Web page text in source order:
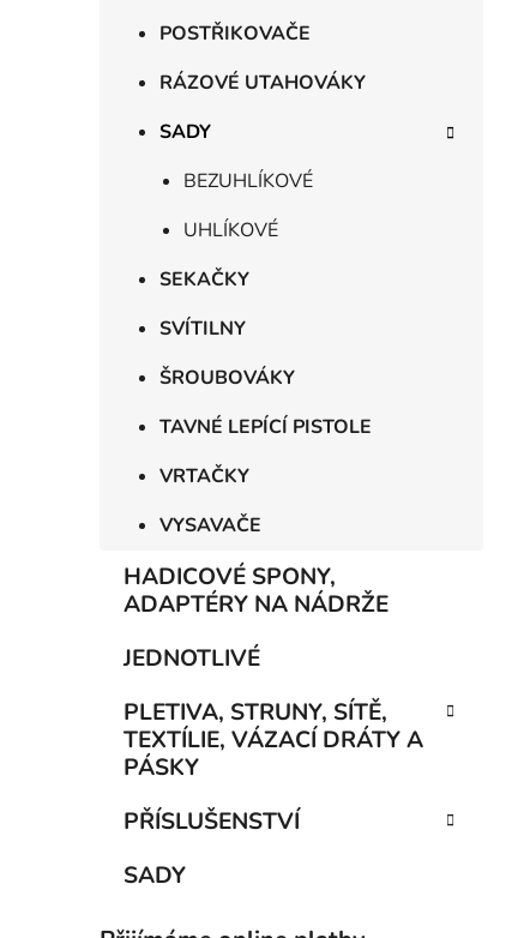
POSTŘIKOVAČE
RÁZOVÉ UTAHOVÁKY
SADY
BEZUHLÍKOVÉ
UHLÍKOVÉ
SEKAČKY
SVÍTILNY
ŠROUBOVÁKY
TAVNÉ LEPÍCÍ PISTOLE
VRTAČKY
VYSAVAČE
HADICOVÉ SPONY,
ADAPTÉRY NA NÁDRŽE
JEDNOTLIVÉ
PLETIVA, STRUNY, SÍTĚ,
TEXTÍLIE, VÁZACÍ DRÁTY A
PÁSKY
PŘÍSLUŠENSTVÍ
SADY